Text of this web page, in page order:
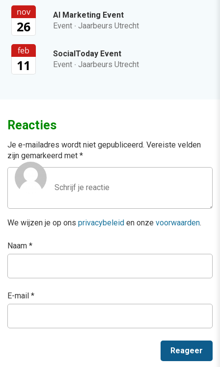
nov
26
AI Marketing Event
Event · Jaarbeurs Utrecht
feb
11
SocialToday Event
Event · Jaarbeurs Utrecht
Reacties
Je e-mailadres wordt niet gepubliceerd. Vereiste velden
zijn gemarkeerd met *
We wijzen je op ons privacybeleid en onze voorwaarden.
Naam *
E-mail *